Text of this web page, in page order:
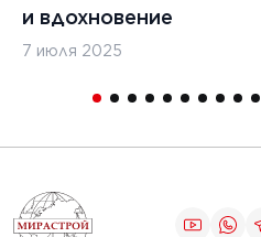
и вдохновение
7 июля 2025